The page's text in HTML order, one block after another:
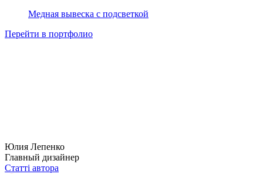
Медная вывеска с подсветкой
Перейти в портфолио
Юлия Лепенко
Главный дизайнер
Статті автора